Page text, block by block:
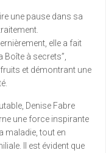
une pause dans sa
elle a fait
à secrets”,
et démontrant une
Denise Fabre
une force inspirante
maladie, tout en
Il est évident que